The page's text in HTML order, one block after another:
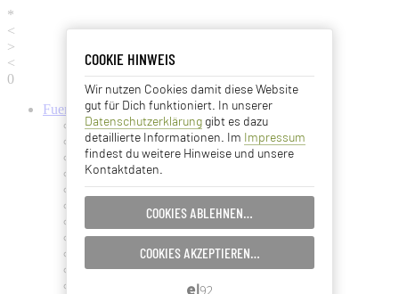
COOKIE HINWEIS
Wir nutzen Cookies damit diese Website
gut für Dich funktioniert. In unserer
Datenschutzerklärung gibt es dazu
detaillierte Informationen. Im Impressum
findest du weitere Hinweise und unsere
Kontaktdaten.
COOKIES ABLEHNEN…
COOKIES AKZEPTIEREN…
Essentielle Cookies
Analyse Cookies
EINSTELLUNGEN SPEICHERN…
ABBRECHEN…
*
<
>
<
0
FuerteventuraInformationen
Fuerteventura (Startseite)
Fuerteventura Wetter + Klima
Ortschaften auf Fuerteventura
Strände auf Fuerteventura
Pflanzen und Tiere auf Fuerte
Fuertes Kunst und Kultur
Verkehrsmittel (Taxi, Bus, Fähre)
Flughafen Fuerteventura
Ämter und Services auf Fuerte
Essen und Trinken auf Fuerte
Ärzte auf Fuerteventura